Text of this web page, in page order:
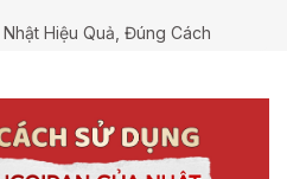
Hiệu Quả, Đúng Cách